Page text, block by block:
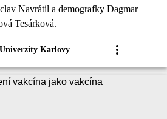
Navrátil a demografky Dagmar
Tesárková.
Karlovy